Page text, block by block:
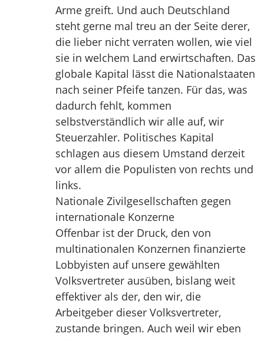
Arme greift. Und auch Deutschland
steht gerne mal treu an der Seite derer,
die lieber nicht verraten wollen, wie viel
sie in welchem Land erwirtschaften. Das
globale Kapital lässt die Nationalstaaten
nach seiner Pfeife tanzen. Für das, was
dadurch fehlt, kommen
selbstverständlich wir alle auf, wir
Steuerzahler. Politisches Kapital
schlagen aus diesem Umstand derzeit
vor allem die Populisten von rechts und
links.
Nationale Zivilgesellschaften gegen
internationale Konzerne
Offenbar ist der Druck, den von
multinationalen Konzernen finanzierte
Lobbyisten auf unsere gewählten
Volksvertreter ausüben, bislang weit
effektiver als der, den wir, die
Arbeitgeber dieser Volksvertreter,
zustande bringen. Auch weil wir eben